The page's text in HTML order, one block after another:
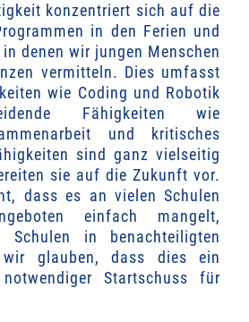
konzentriert sich auf die
in den Ferien und
denen wir jungen Menschen
vermitteln. Dies umfasst
wie Coding und Robotik
Fähigkeiten wie
und kritisches
sind ganz vielseitig
sie auf die Zukunft vor.
dass es an vielen Schulen
einfach mangelt,
Schulen in benachteiligten
glauben, dass dies ein
Startschuss für